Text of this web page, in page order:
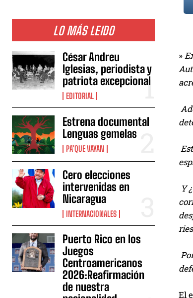
LO MÁS LEIDO
César Andreu
Iglesias, periodista y
patriota excepcional
EDITORIAL
Estrena documental
Lenguas gemelas
PA’QUE VAYAN
Cero elecciones
intervenidas en
Nicaragua
INTERNACIONALES
Puerto Rico en los
Juegos
Centroamericanos
2026:Reafirmación
de nuestra
»
Y
El